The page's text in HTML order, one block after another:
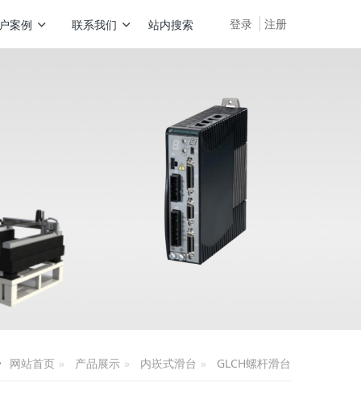
登录 注册
案例 联系我们 站内搜索
网站首页 产品展示 内崁式滑台 GLCH螺杆滑台